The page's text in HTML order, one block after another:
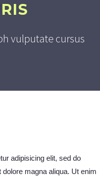
vulputate cursus
adipisicing elit, sed do
magna aliqua. Ut enim